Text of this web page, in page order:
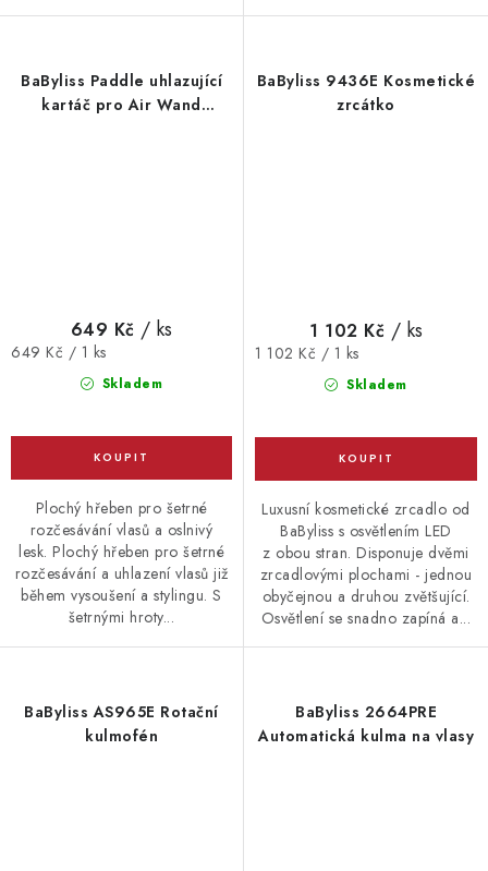
BaByliss Paddle uhlazující
kartáč pro Air Wand
Skladem
649 Kč / ks
Měrná
649 Kč / 1 ks
Plochý hřeben pro šetrné
rozčesávání vlasů a oslnivý
lesk. Plochý hřeben pro šetrné
rozčesávání a uhlazení vlasů již
během vysoušení a stylingu. S
šetrnými hroty...
BaByliss 9436E Kosmetické
zrcátko
Skladem
1 102 Kč / ks
Měrná
1 102 Kč / 1 ks
Luxusní kosmetické zrcadlo od
BaByliss s osvětlením LED
z obou stran. Disponuje dvěmi
zrcadlovými plochami - jednou
obyčejnou a druhou zvětšující.
Osvětlení se snadno zapíná a...
BaByliss AS965E Rotační
kulmofén
BaByliss 2664PRE
Automatická kulma na vlasy